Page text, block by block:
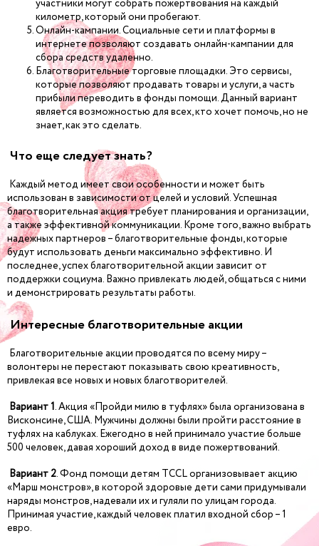
участники могут собрать пожертвования на каждый
километр, который они пробегают.
Онлайн-кампании. Социальные сети и платформы в
интернете позволяют создавать онлайн-кампании для
сбора средств удаленно.
Благотворительные торговые площадки. Это сервисы,
которые позволяют продавать товары и услуги, а часть
прибыли переводить в фонды помощи. Данный вариант
является возможностью для всех, кто хочет помочь, но не
знает, как это сделать.
Что еще следует знать?
Каждый метод имеет свои особенности и может быть
использован в зависимости от целей и условий. Успешная
благотворительная акция требует планирования и организации,
а также эффективной коммуникации. Кроме того, важно выбрать
надежных партнеров – благотворительные фонды, которые
будут использовать деньги максимально эффективно. И
последнее, успех благотворительной акции зависит от
поддержки социума. Важно привлекать людей, общаться с ними
и демонстрировать результаты работы.
Интересные благотворительные акции
Благотворительные акции проводятся по всему миру –
волонтеры не перестают показывать свою креативность,
привлекая все новых и новых благотворителей.
Вариант 1. Акция «Пройди милю в туфлях» была организована в
Висконсине, США. Мужчины должны были пройти расстояние в
туфлях на каблуках. Ежегодно в ней принимало участие больше
500 человек, давая хороший доход в виде пожертвований.
Вариант 2. Фонд помощи детям TCCL организовывает акцию
«Марш монстров», в которой здоровые дети сами придумывали
наряды монстров, надевали их и гуляли по улицам города.
Принимая участие, каждый человек платил входной сбор – 1
евро.